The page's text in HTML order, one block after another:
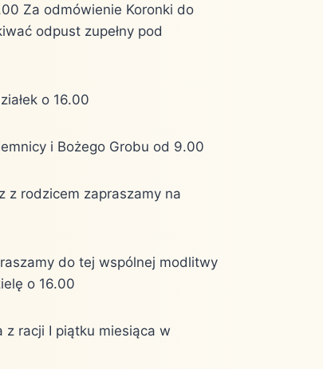
Za odmówienie Koronki do
odpust zupełny pod
o 16.00
i Bożego Grobu od 9.00
z rodzicem zapraszamy na
do tej wspólnej modlitwy
o 16.00
z racji I piątku miesiąca w